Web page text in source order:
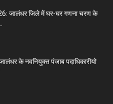
जालंधर जिले में घर-घर गणना चरण के
के नवनियुक्त पंजाब पदाधिकारीयो